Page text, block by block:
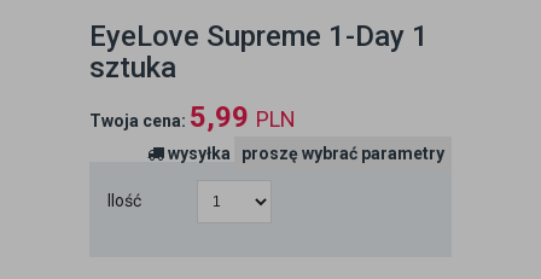
EyeLove Supreme 1-Day 1
sztuka
Twoja cena: 5,99 PLN
wysyłka proszę wybrać parametry
Ilość